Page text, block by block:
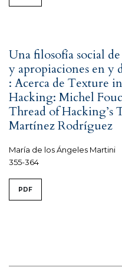
Una filosofía social
y apropiaciones en y
: Acerca de Texture
Hacking: Michel
Thread of Hacking’s
Martínez Rodríguez
María de los Ángeles Martini
355-364
PDF